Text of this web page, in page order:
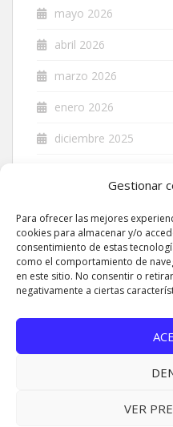
Gestionar
Para ofrecer las mejores
cookies para almacenar y/o
consentimiento de estas
como el comportamiento de
en este sitio. No consentir o
negativamente a ciertas
VER
mayo 2026
abril 2026
marzo 2026
enero 2026
diciembre 2025
agosto 2025
julio 2025
junio 2025